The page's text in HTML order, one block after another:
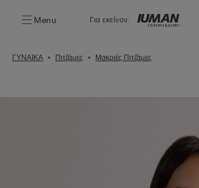
Menu Για εκείνον:
ΓΥΝΑΙΚΑ Πιτζάμες Μακριές Πιτζάμες